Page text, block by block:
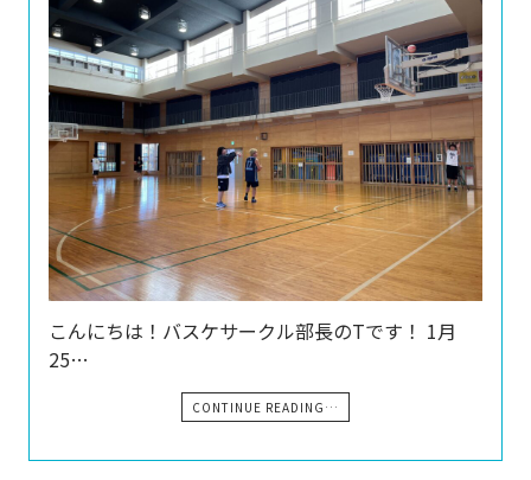
こんにちは！バスケサークル部長のTです！ 1月
25…
CONTINUE READING…